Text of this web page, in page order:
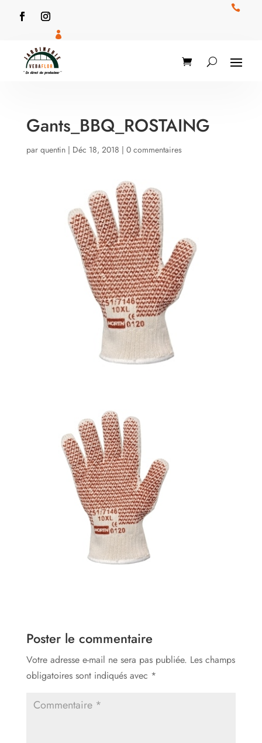


Gants_BBQ_ROSTAING
par quentin| Déc 18, 2018 | 0 commentaires
Poster le commentaire
Votre adresse e-mail ne sera pas publiée. Les champs
obligatoires sont indiqués avec *